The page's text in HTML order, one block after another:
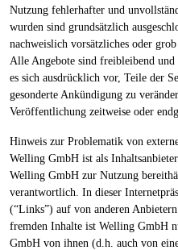
Nutzung fehlerhafter und
wurden sind grundsätzlich
nachweislich vorsätzliches oder
Alle Angebote sind freibleibend
es sich ausdrücklich vor, Teile der
gesonderte Ankündigung zu
Veröffentlichung zeitweise oder
Hinweis zur Problematik von
Welling GmbH ist als
Welling GmbH zur Nutzung
verantwortlich. In dieser
(“Links”) auf von anderen
fremden Inhalte ist Welling GmbH
GmbH von ihnen (d.h. auch von